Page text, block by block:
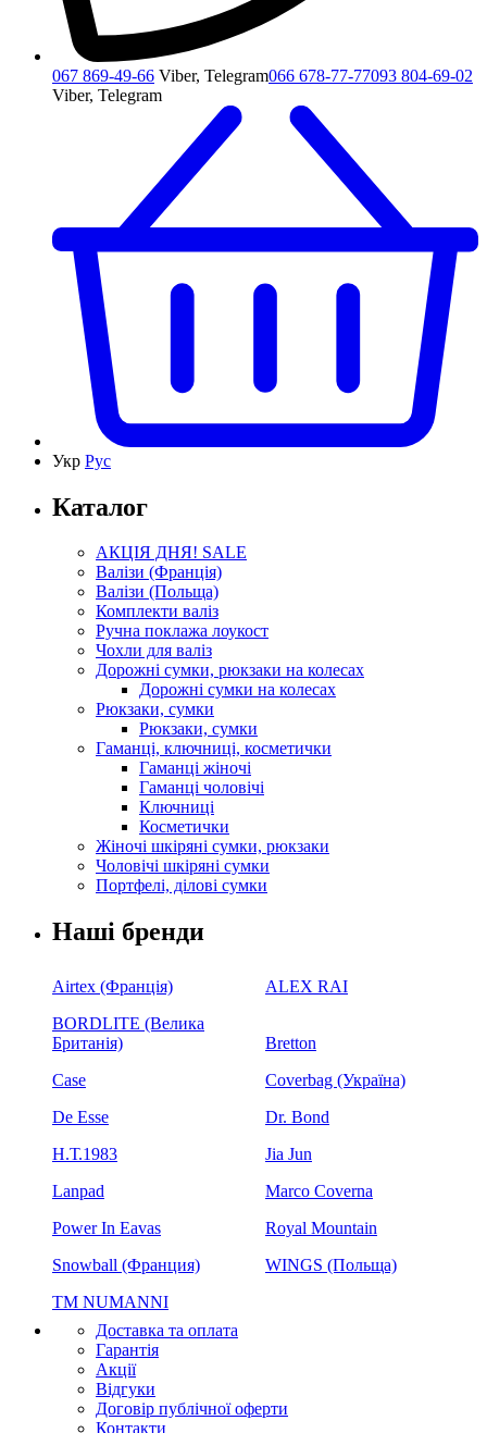
067 869-49-66 Viber, Telegram066 678-77-77093 804-69-02
Viber, Telegram
Укр Рус
Каталог
АКЦІЯ ДНЯ! SALE
Валізи (Франція)
Валізи (Польща)
Комплекти валіз
Ручна поклажа лоукост
Чохли для валіз
Дорожні сумки, рюкзаки на колесах
Дорожні сумки на колесах
Рюкзаки, сумки
Рюкзаки, сумки
Гаманці, ключниці, косметички
Гаманці жіночі
Гаманці чоловічі
Ключниці
Косметички
Жіночі шкіряні сумки, рюкзаки
Чоловічі шкіряні сумки
Портфелі, ділові сумки
Наші бренди
Airtex (Франція)
ALEX RAI
BORDLITE (Велика
Британія)
Bretton
Case
Coverbag (Україна)
De Esse
Dr. Bond
H.Т.1983
Jia Jun
Lanpad
Marco Coverna
Power In Eavas
Royal Mountain
Snowball (Франция)
WINGS (Польща)
ТМ NUMANNI
Доставка та оплата
Гарантія
Акції
Відгуки
Договір публічної оферти
Контакти